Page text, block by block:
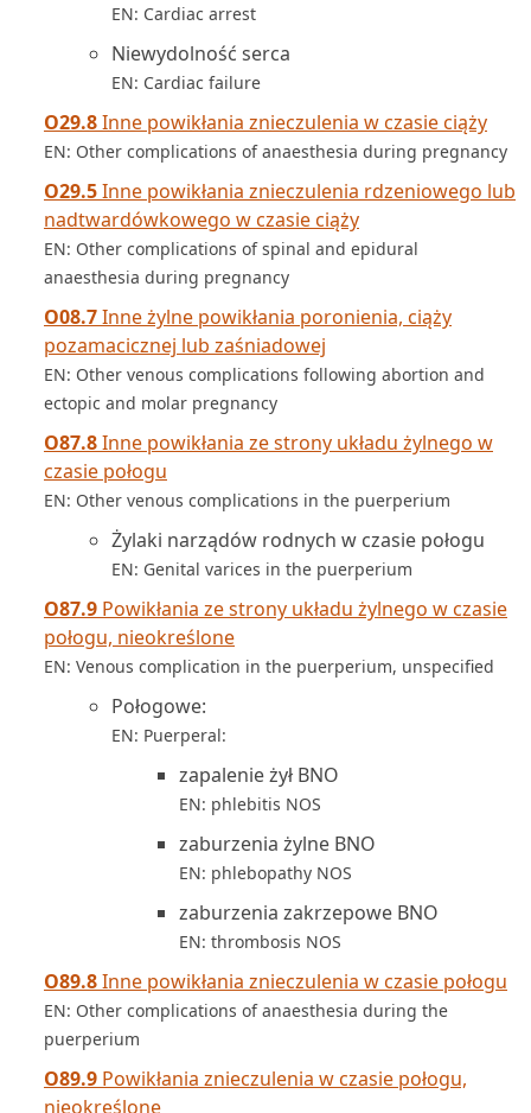
EN: Cardiac arrest
Niewydolność serca
EN: Cardiac failure
O29.8Inne powikłania znieczulenia w czasie ciąży
EN: Other complications of anaesthesia during pregnancy
O29.5Inne powikłania znieczulenia rdzeniowego lub
nadtwardówkowego w czasie ciąży
EN: Other complications of spinal and epidural
anaesthesia during pregnancy
O08.7Inne żylne powikłania poronienia, ciąży
pozamacicznej lub zaśniadowej
EN: Other venous complications following abortion and
ectopic and molar pregnancy
O87.8Inne powikłania ze strony układu żylnego w
czasie połogu
EN: Other venous complications in the puerperium
Żylaki narządów rodnych w czasie połogu
EN: Genital varices in the puerperium
O87.9 Powikłania ze strony układu żylnego w czasie
połogu, nieokreślone
EN: Venous complication in the puerperium, unspecified
Połogowe:
EN: Puerperal:
zapalenie żył BNO
EN: phlebitis NOS
zaburzenia żylne BNO
EN: phlebopathy NOS
zaburzenia zakrzepowe BNO
EN: thrombosis NOS
O89.8Inne powikłania znieczulenia w czasie połogu
EN: Other complications of anaesthesia during the
puerperium
O89.9 Powikłania znieczulenia w czasie połogu,
nieokreślone